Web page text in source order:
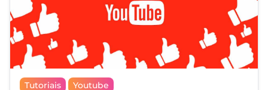
Tutoriais Youtube